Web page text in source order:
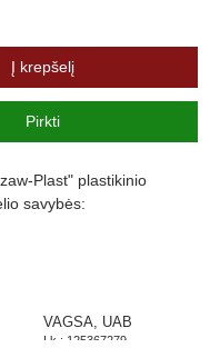
Į krepšelį
Pirkti
Plast" plastikinio
savybės:
polietileno
paviršių
VAGSA, UAB
Į.k.: 125367279